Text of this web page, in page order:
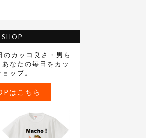
カッコ良さ・男ら
なたの毎日をカッ
ップ。
はこちら